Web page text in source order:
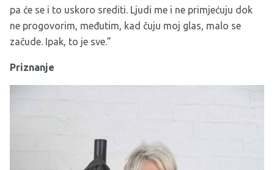
pa će se i to uskoro srediti. Ljudi me i ne primjećuju dok
ne progovorim, međutim, kad čuju moj glas, malo se
začude. Ipak, to je sve.”
Priznanje